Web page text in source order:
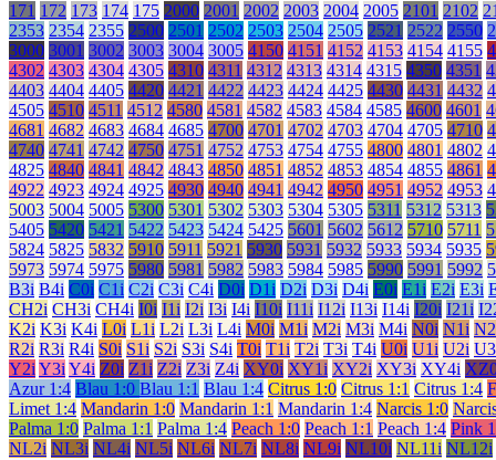
171 172 173 174 175 2000 2001 2002 2003 2004 2005 2101 2102
2353 2354 2355 2500 2501 2502 2503 2504 2505 2521 2522 2550
3000 3001 3002 3003 3004 3005 4150 4151 4152 4153 4154 4155
4302 4303 4304 4305 4310 4311 4312 4313 4314 4315 4350 4351
4403 4404 4405 4420 4421 4422 4423 4424 4425 4430 4431 4432
4505 4510 4511 4512 4580 4581 4582 4583 4584 4585 4600 4601
4681 4682 4683 4684 4685 4700 4701 4702 4703 4704 4705 4710
4740 4741 4742 4750 4751 4752 4753 4754 4755 4800 4801 4802
4825 4840 4841 4842 4843 4850 4851 4852 4853 4854 4855 4861
4922 4923 4924 4925 4930 4940 4941 4942 4950 4951 4952 4953
5003 5004 5005 5300 5301 5302 5303 5304 5305 5311 5312 5313
5405 5420 5421 5422 5423 5424 5425 5601 5602 5612 5710 5711
5824 5825 5832 5910 5911 5921 5930 5931 5932 5933 5934 5935
5973 5974 5975 5980 5981 5982 5983 5984 5985 5990 5991 5992
B3i B4i C0i C1i C2i C3i C4i D0i D1i D2i D3i D4i E0i E1i E2i E3i
CH2i CH3i CH4i I0i I1i I2i I3i I4i I10i I11i I12i I13i I14i I20i I21i
K2i K3i K4i L0i L1i L2i L3i L4i M0i M1i M2i M3i M4i N0i N1i
R2i R3i R4i S0i S1i S2i S3i S4i T0i T1i T2i T3i T4i U0i U1i U2i
Y2i Y3i Y4i Z0i Z1i Z2i Z3i Z4i XY0i XY1i XY2i XY3i XY4i
Azur 1:4 Blau 1:0 Blau 1:1 Blau 1:4 Citrus 1:0 Citrus 1:1 Citrus 1:4
Limet 1:4 Mandarin 1:0 Mandarin 1:1 Mandarin 1:4 Narcis 1:0
Palma 1:0 Palma 1:1 Palma 1:4 Peach 1:0 Peach 1:1 Peach 1:4 Pink
NL2i NL3i NL4i NL5i NL6i NL7i NL8i NL9i NL10i NL11i NL12i